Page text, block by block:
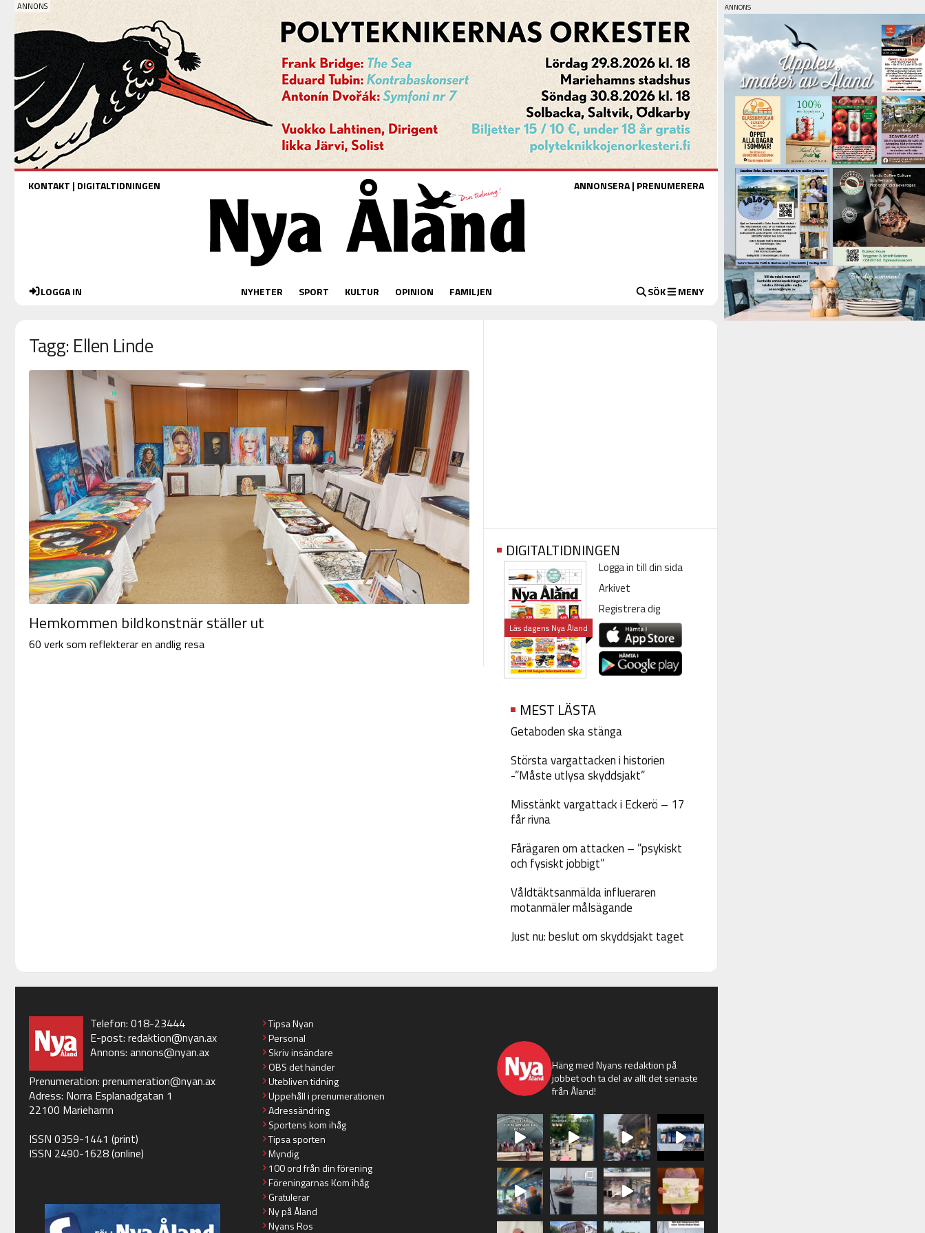
KONTAKT | DIGITALTIDNINGEN ANNONSERA| PRENUMERERA
LOGGA IN NYHETER SPORT KULTUR OPINION FAMILJEN SÖK MENY
Tagg: Ellen Linde
Hemkommen bildkonstnär ställer ut
60 verk som reflekterar en andlig resa
DIGITALTIDNINGEN
Läs dagens Nya Åland
Logga in till din sida
Arkivet
Registrera dig
MEST LÄSTA
Getaboden ska stänga
Största vargattacken i historien
-”Måste utlysa skyddsjakt”
Misstänkt vargattack i Eckerö – 17
får rivna
Fårägaren om attacken – ”psykiskt
och fysiskt jobbigt”
Våldtäktsanmälda influeraren
motanmäler målsägande
Just nu: beslut om skyddsjakt taget
Telefon: 018-23444
E-post: redaktion@nyan.ax
Annons: annons@nyan.ax
Prenumeration: prenumeration@nyan.ax
Adress: Norra Esplanadgatan 1
22100 Mariehamn
ISSN 0359-1441 (print)
ISSN 2490-1628 (online)
Tipsa Nyan
Personal
Skriv insändare
OBS det händer
Utebliven tidning
Uppehåll i prenumerationen
Adressändring
Sportens kom ihåg
Tipsa sporten
Myndig
100 ord från din förening
Föreningarnas Kom ihåg
Gratulerar
Ny på Åland
Nyans Ros
Häng med Nyans redaktion på
jobbet och ta del av allt det senaste
från Åland!